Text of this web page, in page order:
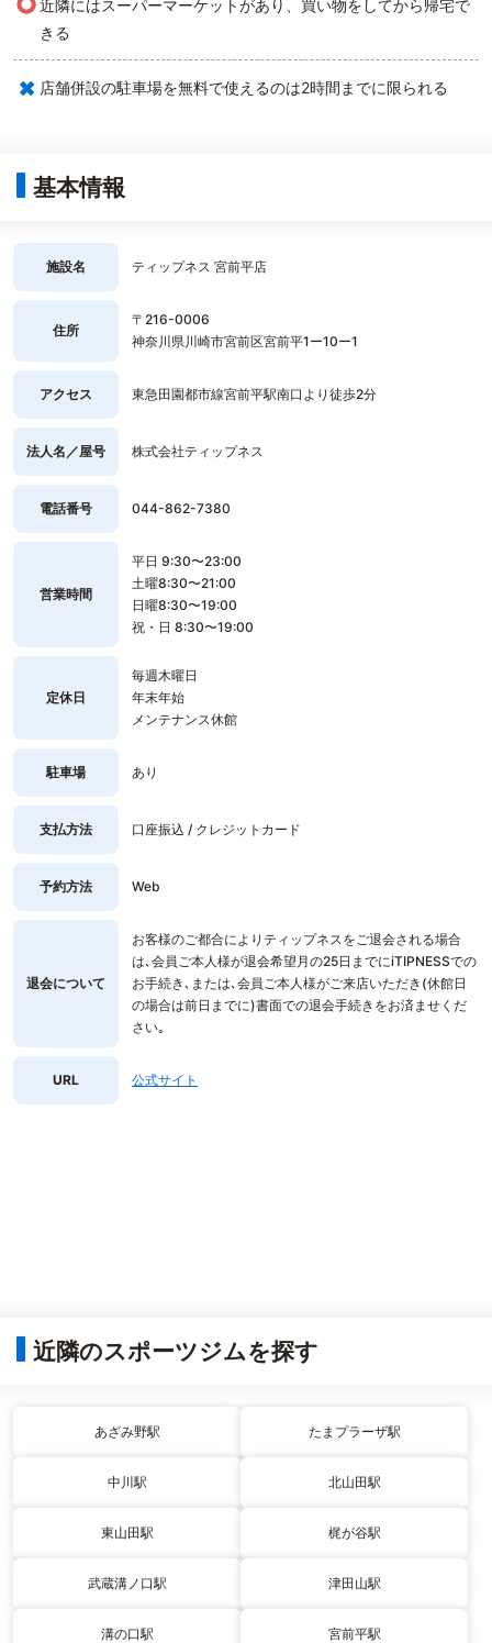
近隣にはスーパーマーケットがあり、買い物をしてから帰宅で
きる
× 店舗併設の駐車場を無料で使えるのは2時間までに限られる
基本情報
施設名 ティップネス 宮前平店
住所
〒216-0006
神奈川県川崎市宮前区宮前平1ー10ー1
アクセス 東急田園都市線宮前平駅南口より徒歩2分
法人名／屋号 株式会社ティップネス
電話番号 044-862-7380
営業時間
平日 9:30〜23:00
土曜8:30〜21:00
日曜8:30〜19:00
祝・日 8:30〜19:00
定休日
毎週木曜日
年末年始
メンテナンス休館
駐車場 あり
支払方法 口座振込 / クレジットカード
予約方法 Web
退会について
お客様のご都合によりティップネスをご退会される場合
は､会員ご本人様が退会希望月の25日までにiTIPNESSでの
お手続き､または､会員ご本人様がご来店いただき(休館日
の場合は前日までに)書面での退会手続きをお済ませくだ
さい｡
URL 公式サイト
近隣のスポーツジムを探す
あざみ野駅 たまプラーザ駅
中川駅 北山田駅
東山田駅 梶が谷駅
武蔵溝ノ口駅 津田山駅
溝の口駅 宮前平駅